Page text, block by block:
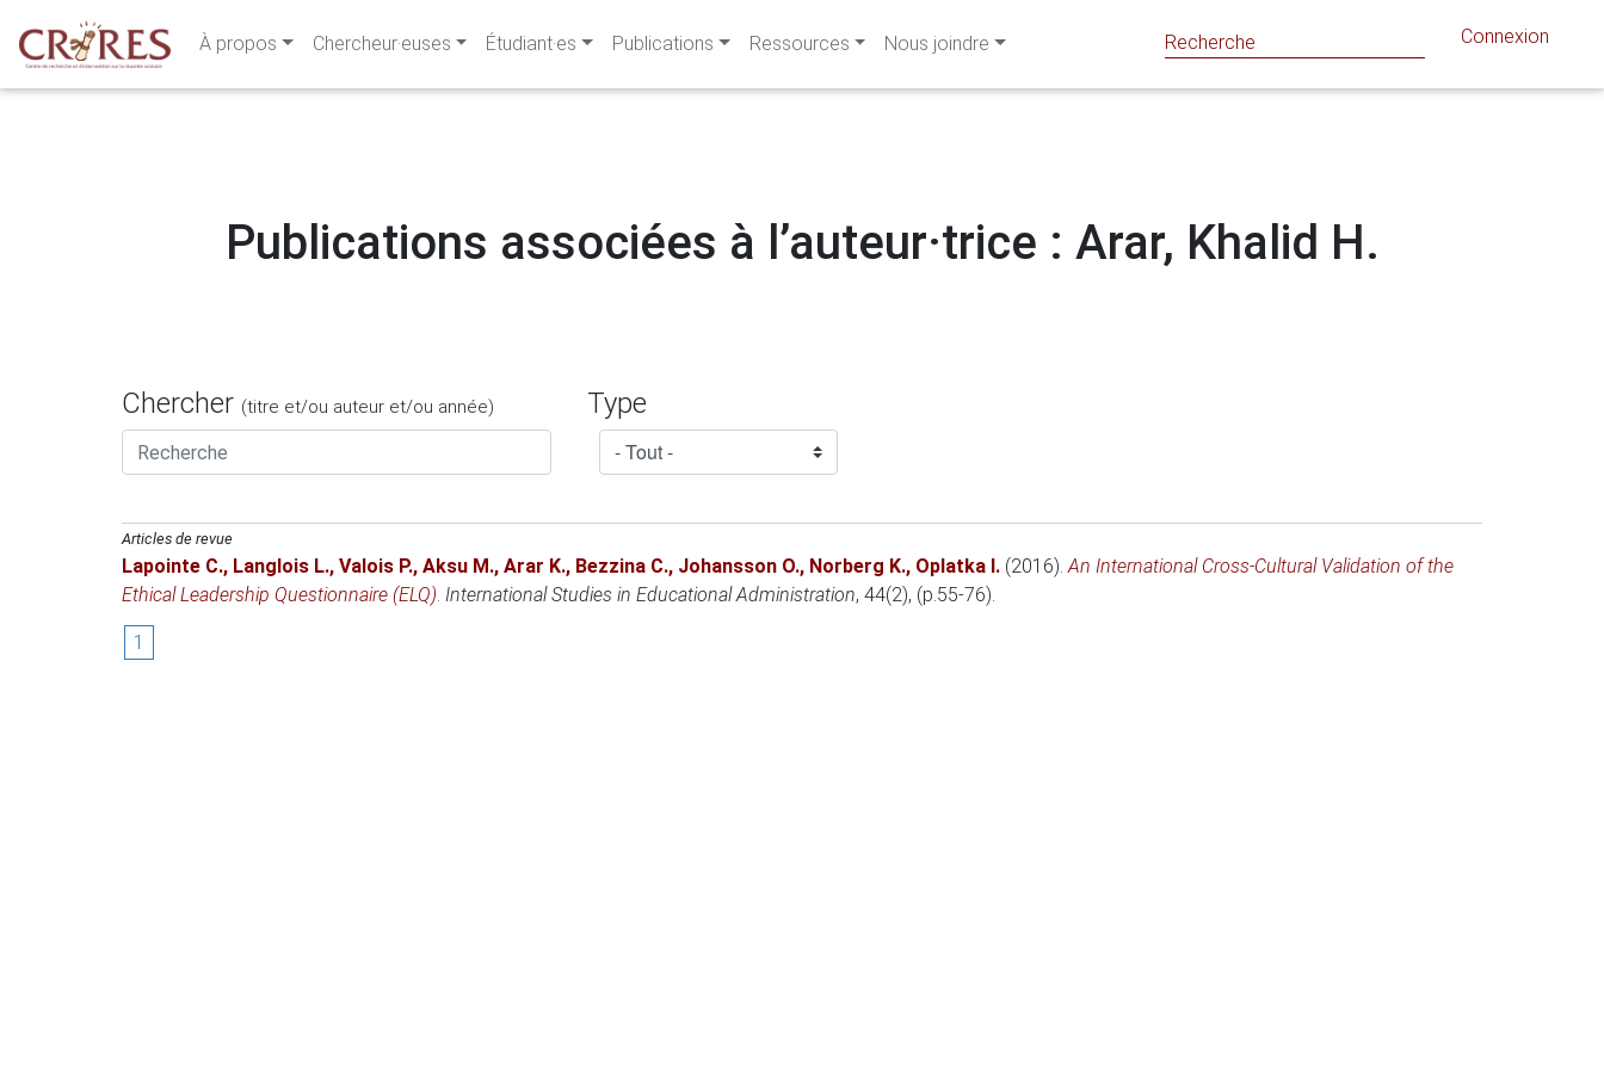
À propos Chercheur·euses Étudiant·es Publications Ressources Nous joindre Connexion
Publications associées à l’auteur·trice : Arar, Khalid H.
Chercher (titre et/ou auteur et/ou année) Type
Articles de revue
Lapointe C., Langlois L., Valois P., Aksu M., Arar K., Bezzina C., Johansson O., Norberg K., Oplatka I. (2016).An International Cross-Cultural Validation of the
Ethical Leadership Questionnaire (ELQ). International Studies in Educational Administration, 44(2), (p.55-76).
1